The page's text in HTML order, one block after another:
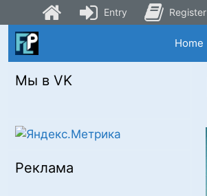
Skip
Home
Мы в VK
Реклама
Entry Register